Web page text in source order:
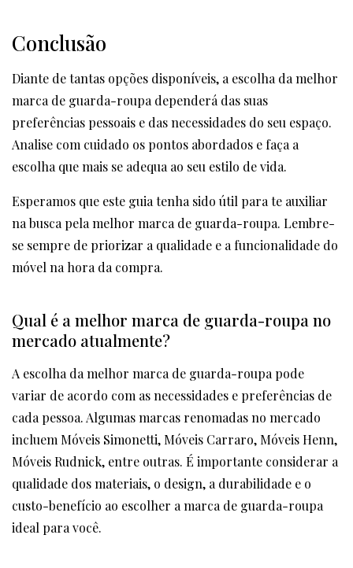
Conclusão
Diante de tantas opções disponíveis, a escolha da melhor
marca de guarda-roupa dependerá das suas
preferências pessoais e das necessidades do seu espaço.
Analise com cuidado os pontos abordados e faça a
escolha que mais se adequa ao seu estilo de vida.
Esperamos que este guia tenha sido útil para te auxiliar
na busca pela melhor marca de guarda-roupa. Lembre-
se sempre de priorizar a qualidade e a funcionalidade do
móvel na hora da compra.
Qual é a melhor marca de guarda-roupa no
mercado atualmente?
A escolha da melhor marca de guarda-roupa pode
variar de acordo com as necessidades e preferências de
cada pessoa. Algumas marcas renomadas no mercado
incluem Móveis Simonetti, Móveis Carraro, Móveis Henn,
Móveis Rudnick, entre outras. É importante considerar a
qualidade dos materiais, o design, a durabilidade e o
custo-benefício ao escolher a marca de guarda-roupa
ideal para você.